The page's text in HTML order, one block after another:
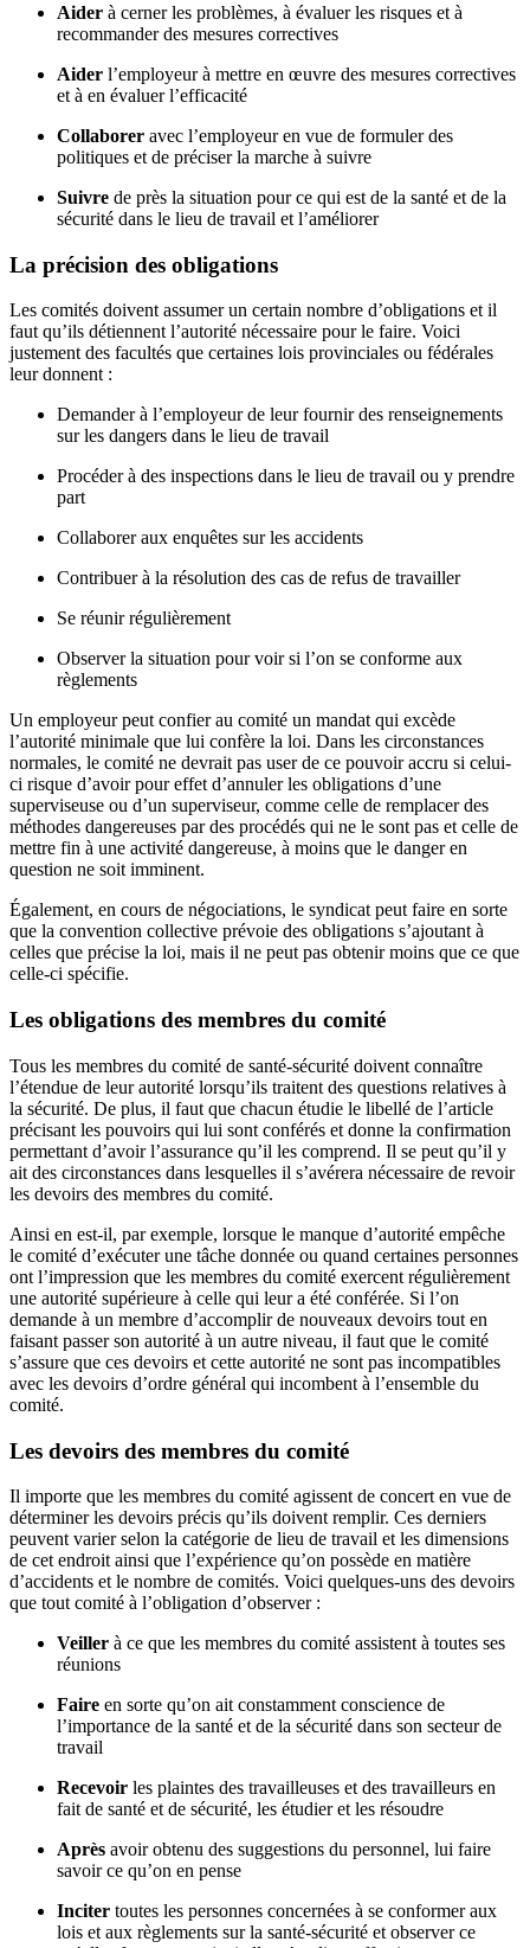
Aider à cerner les problèmes, à évaluer les risques et à
recommander des mesures correctives
Aider l’employeur à mettre en œuvre des mesures correctives
et à en évaluer l’efficacité
Collaborer avec l’employeur en vue de formuler des
politiques et de préciser la marche à suivre
Suivre de près la situation pour ce qui est de la santé et de la
sécurité dans le lieu de travail et l’améliorer
La précision des obligations
Les comités doivent assumer un certain nombre d’obligations et il
faut qu’ils détiennent l’autorité nécessaire pour le faire. Voici
justement des facultés que certaines lois provinciales ou fédérales
leur donnent :
Demander à l’employeur de leur fournir des renseignements
sur les dangers dans le lieu de travail
Procéder à des inspections dans le lieu de travail ou y prendre
part
Collaborer aux enquêtes sur les accidents
Contribuer à la résolution des cas de refus de travailler
Se réunir régulièrement
Observer la situation pour voir si l’on se conforme aux
règlements
Un employeur peut confier au comité un mandat qui excède
l’autorité minimale que lui confère la loi. Dans les circonstances
normales, le comité ne devrait pas user de ce pouvoir accru si celui-
ci risque d’avoir pour effet d’annuler les obligations d’une
superviseuse ou d’un superviseur, comme celle de remplacer des
méthodes dangereuses par des procédés qui ne le sont pas et celle de
mettre fin à une activité dangereuse, à moins que le danger en
question ne soit imminent.
Également, en cours de négociations, le syndicat peut faire en sorte
que la convention collective prévoie des obligations s’ajoutant à
celles que précise la loi, mais il ne peut pas obtenir moins que ce que
celle-ci spécifie.
Les obligations des membres du comité
Tous les membres du comité de santé-sécurité doivent connaître
l’étendue de leur autorité lorsqu’ils traitent des questions relatives à
la sécurité. De plus, il faut que chacun étudie le libellé de l’article
précisant les pouvoirs qui lui sont conférés et donne la confirmation
permettant d’avoir l’assurance qu’il les comprend. Il se peut qu’il y
ait des circonstances dans lesquelles il s’avérera nécessaire de revoir
les devoirs des membres du comité.
Ainsi en est-il, par exemple, lorsque le manque d’autorité empêche
le comité d’exécuter une tâche donnée ou quand certaines personnes
ont l’impression que les membres du comité exercent régulièrement
une autorité supérieure à celle qui leur a été conférée. Si l’on
demande à un membre d’accomplir de nouveaux devoirs tout en
faisant passer son autorité à un autre niveau, il faut que le comité
s’assure que ces devoirs et cette autorité ne sont pas incompatibles
avec les devoirs d’ordre général qui incombent à l’ensemble du
comité.
Les devoirs des membres du comité
Il importe que les membres du comité agissent de concert en vue de
déterminer les devoirs précis qu’ils doivent remplir. Ces derniers
peuvent varier selon la catégorie de lieu de travail et les dimensions
de cet endroit ainsi que l’expérience qu’on possède en matière
d’accidents et le nombre de comités. Voici quelques-uns des devoirs
que tout comité à l’obligation d’observer :
Veiller à ce que les membres du comité assistent à toutes ses
réunions
Faire en sorte qu’on ait constamment conscience de
l’importance de la santé et de la sécurité dans son secteur de
travail
Recevoir les plaintes des travailleuses et des travailleurs en
fait de santé et de sécurité, les étudier et les résoudre
Après avoir obtenu des suggestions du personnel, lui faire
savoir ce qu’on en pense
Inciter toutes les personnes concernées à se conformer aux
lois et aux règlements sur la santé-sécurité et observer ce